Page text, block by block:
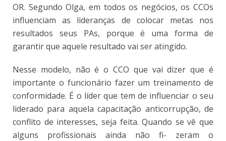
OR. Segundo Olga, em todos os negócios, os CCOs
influenciam as lideranças de colocar metas nos
resultados seus PAs, porque é uma forma de
garantir que aquele resultado vai ser atingido.
Nesse modelo, não é o CCO que vai dizer que é
importante o funcionário fazer um treinamento de
conformidade. É o líder que tem de influenciar o seu
liderado para aquela capacitação anticorrupção, de
conflito de interesses, seja feita. Quando se vê que
alguns profissionais ainda não fi- zeram o